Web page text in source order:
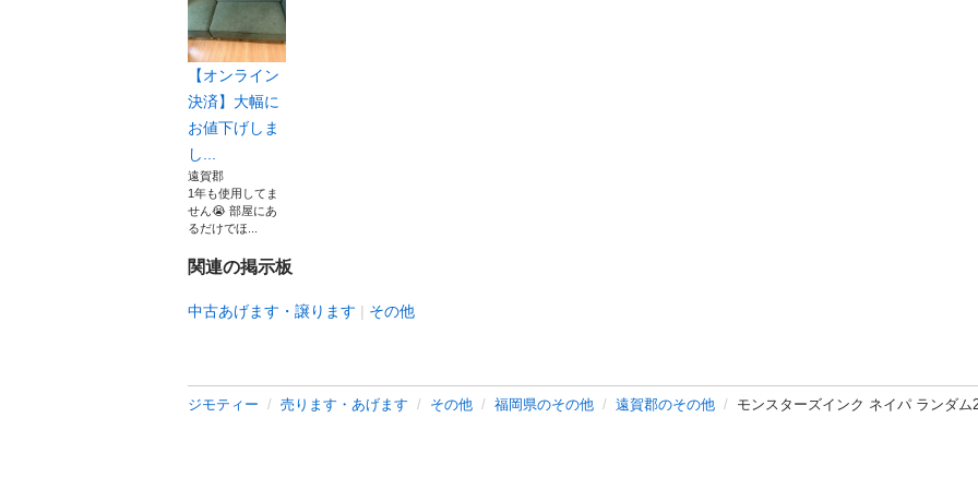
【オンライン
決済】大幅に
お値下げしま
し...
遠賀郡
1年も使用してま
せん😭 部屋にあ
るだけでほ...
関連の掲示板
中古あげます・譲ります その他
ジモティー 売ります・あげます その他 福岡県のその他 遠賀郡のその他 モンスターズインク ネイパ ランダム